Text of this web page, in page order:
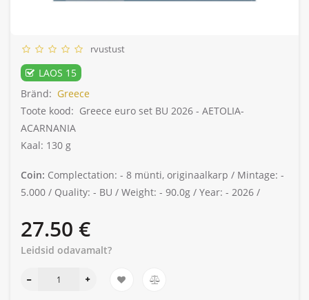
rvustust
LAOS 15
Bränd: Greece
Toote kood: Greece euro set BU 2026 - AETOLIA-
ACARNANIA
Kaal: 130 g
Coin: Complectation: - 8 münti, originaalkarp / Mintage: -
5.000 / Quality: - BU / Weight: - 90.0g / Year: - 2026 /
27.50 €
Leidsid odavamalt?